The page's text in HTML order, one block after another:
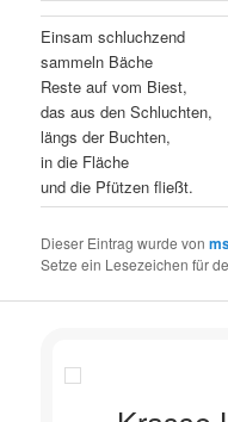
Einsam schluchzend
sammeln Bäche
Reste auf vom Biest,
das aus den Schluchten,
längs der Buchten,
in die Fläche
und die Pfützen fließt.
Dieser Eintrag wurde von
Setze ein Lesezeichen für